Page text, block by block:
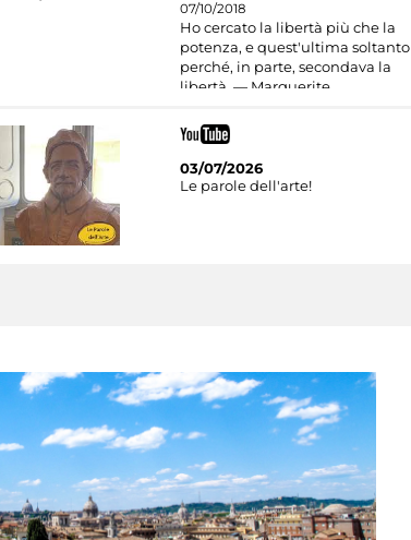
07/10/2018
Ho cercato la libertà più che la
potenza, e quest'ultima soltanto
perché, in parte, secondava la
libertà. — Marguerite
03/07/2026
Le parole dell'arte!